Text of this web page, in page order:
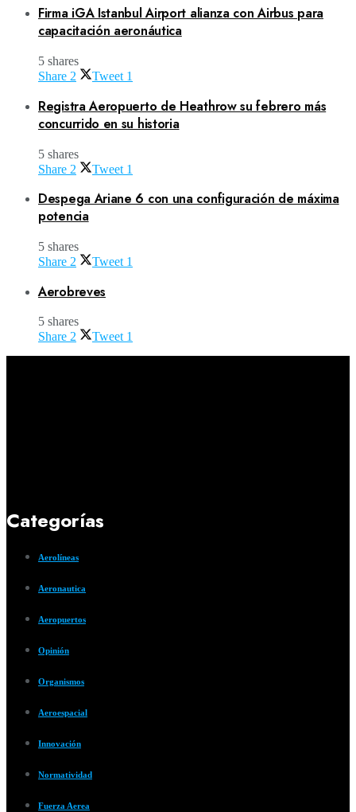
Firma iGA Istanbul Airport alianza con Airbus para
capacitación aeronáutica
5 shares
Share 2 Tweet 1
Registra Aeropuerto de Heathrow su febrero más
concurrido en su historia
5 shares
Share 2 Tweet 1
Despega Ariane 6 con una configuración de máxima
potencia
5 shares
Share 2 Tweet 1
Aerobreves
5 shares
Share 2 Tweet 1
Categorías
Aerolíneas
Aeronautica
Aeropuertos
Opinión
Organismos
Aeroespacial
Innovación
Normatividad
Fuerza Aerea